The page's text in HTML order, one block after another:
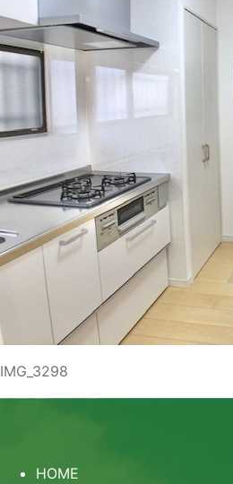
IMG_3298
HOME